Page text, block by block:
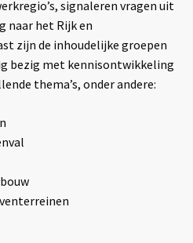
signaleren vragen uit
naar het Rijk en
zijn de inhoudelijke groepen
bezig met kennisontwikkeling
thema’s, onder andere: